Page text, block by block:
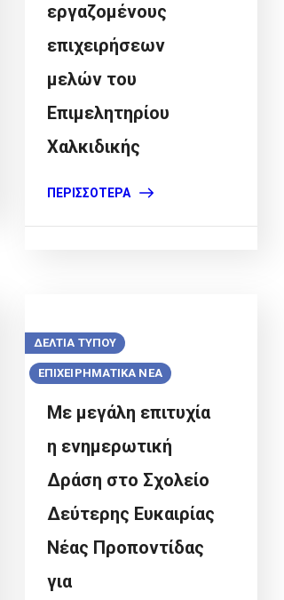
εργαζομένους
επιχειρήσεων
μελών του
Επιμελητηρίου
Χαλκιδικής
ΠΕΡΙΣΣΌΤΕΡΑ
ΔΕΛΤΙΑ ΤΥΠΟΥ
ΕΠΙΧΕΙΡΗΜΑΤΙΚΑ ΝΕΑ
Με μεγάλη επιτυχία
η ενημερωτική
Δράση στο Σχολείο
Δεύτερης Ευκαιρίας
Νέας Προποντίδας
για